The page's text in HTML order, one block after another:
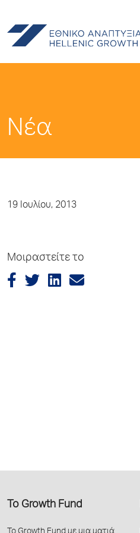
Νέα
19 Ιουλίου, 2013
Μοιραστείτε το
Το Growth Fund